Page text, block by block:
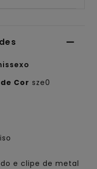
Cor sze0
e clipe de metal